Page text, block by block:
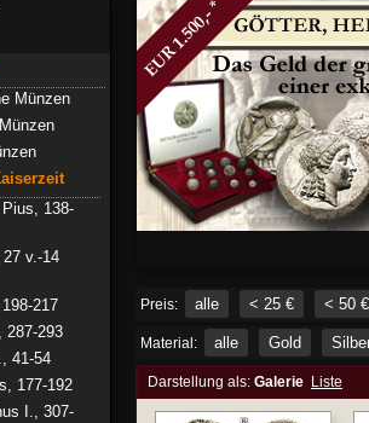
Preis: alle < 25 € < 50 €
Material: alle Gold
Darstellung als: Galerie Liste
Münzen
138-
v.-14
217
287-293
41-54
177-192
I., 307-